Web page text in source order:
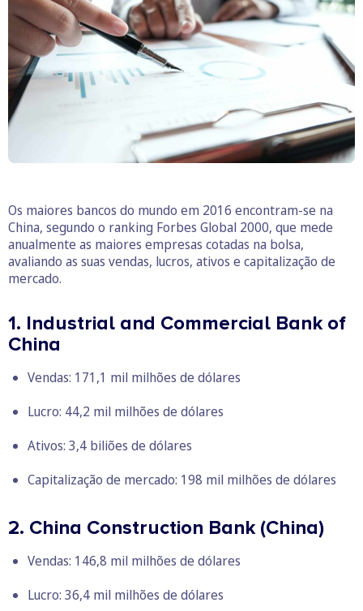
Os maiores bancos do mundo em 2016 encontram-se na
China, segundo o ranking Forbes Global 2000, que mede
anualmente as maiores empresas cotadas na bolsa,
avaliando as suas vendas, lucros, ativos e capitalização de
mercado.
1. Industrial and Commercial Bank of
China
Vendas: 171,1 mil milhões de dólares
Lucro: 44,2 mil milhões de dólares
Ativos: 3,4 biliões de dólares
Capitalização de mercado: 198 mil milhões de dólares
2. China Construction Bank (China)
Vendas: 146,8 mil milhões de dólares
Lucro: 36,4 mil milhões de dólares